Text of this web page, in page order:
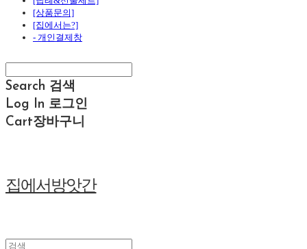
[상품문의]
[집에서는?]
- 개인결제창
Search 검색
Log In 로그인
Cart장바구니
집에서방앗간